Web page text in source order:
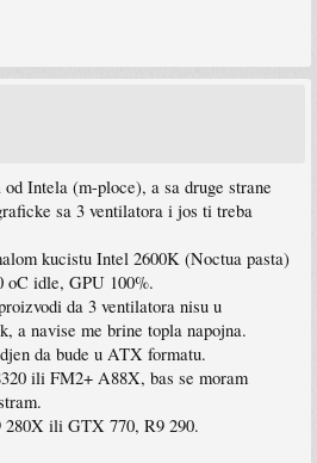
Intela (m-ploce), a sa druge strane
sa 3 ventilatora i jos ti treba
kucistu Intel 2600K (Noctua pasta)
oC idle, GPU 100%.
da 3 ventilatora nisu u
a navise me brine topla napojna.
da bude u ATX formatu.
ili FM2+ A88X, bas se moram
280X ili GTX 770, R9 290.